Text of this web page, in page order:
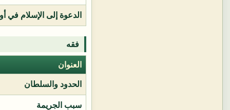
الدعوة إلى الإسلام في
فقه
العنوان
الحدود والسلطان
سبب الجريمة